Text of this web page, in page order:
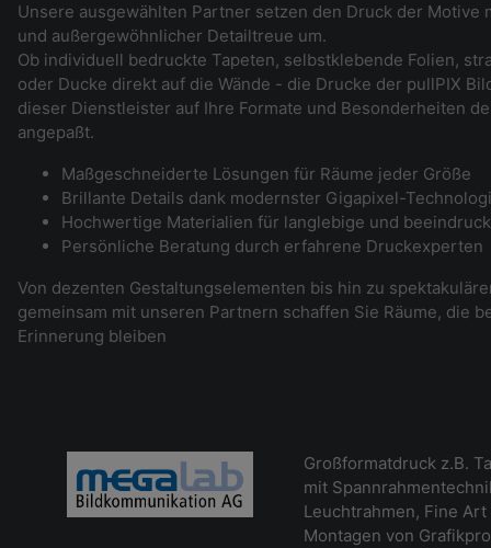
Unsere ausgewählten Partner setzen den Druck der Motive
und außergewöhnlicher Detailtreue um.
Ob individuell bedruckte Tapeten, selbstklebende Folien,
oder Ducke direkt auf die Wände - die Drucke der pullPIX
dieser Dienstleister auf Ihre Formate und Besonderheiten
angepaßt.
Maßgeschneiderte Lösungen für Räume jeder Größe
Brillante Details dank modernster Gigapixel-
Hochwertige Materialien für langlebige und
Persönliche Beratung durch erfahrene Druckexperten
Von dezenten Gestaltungselementen bis hin zu
gemeinsam mit unseren Partnern schaffen Sie Räume, die
Erinnerung bleiben
Großformatdruck z.B.
mit
Leuchtrahmen, Fine
Montagen von